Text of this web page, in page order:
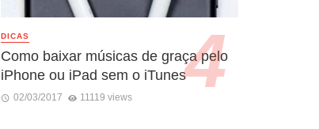
DICAS
Como baixar músicas de graça pelo
iPhone ou iPad sem o iTunes
02/03/2017 11119 views